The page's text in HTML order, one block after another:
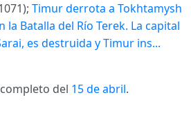
Timur derrota a Tokhtamysh
la Batalla del Río Terek. La capital
es destruida y Timur ins...
del 15 de abril.